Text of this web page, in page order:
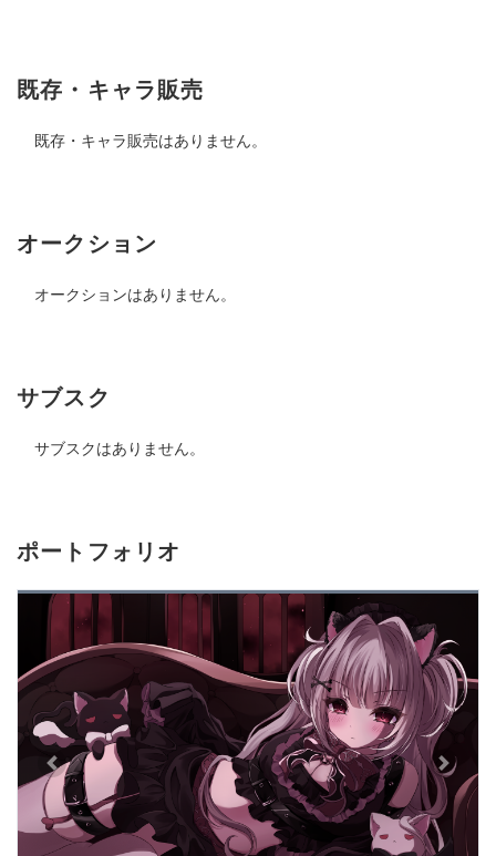
既存・キャラ販売
既存・キャラ販売はありません。
オークション
オークションはありません。
サブスク
サブスクはありません。
ポートフォリオ
Previous Next